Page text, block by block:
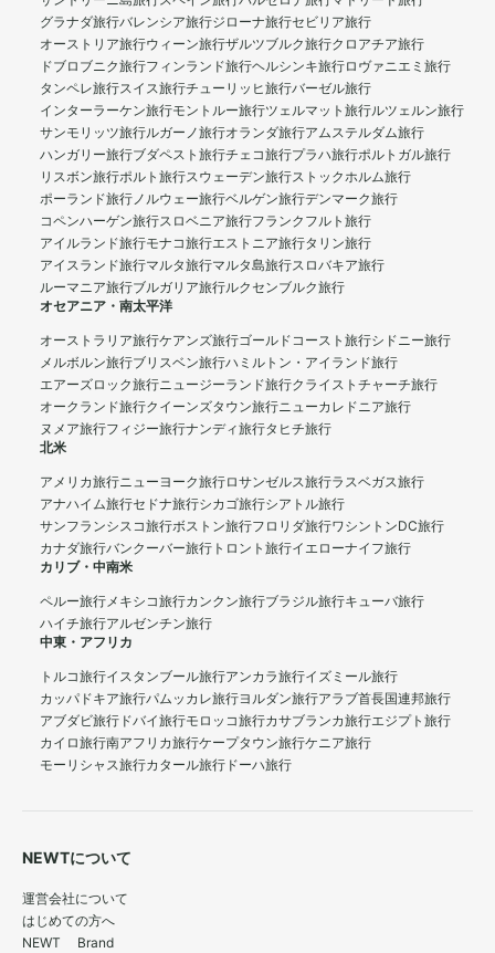
グラナダ旅行バレンシア旅行ジローナ旅行セビリア旅行
オーストリア旅行ウィーン旅行ザルツブルク旅行クロアチア旅行
ドブロブニク旅行フィンランド旅行ヘルシンキ旅行ロヴァニエミ旅行
タンペレ旅行スイス旅行チューリッヒ旅行バーゼル旅行
インターラーケン旅行モントルー旅行ツェルマット旅行ルツェルン旅行
サンモリッツ旅行ルガーノ旅行オランダ旅行アムステルダム旅行
ハンガリー旅行ブダペスト旅行チェコ旅行プラハ旅行ポルトガル旅行
リスボン旅行ポルト旅行スウェーデン旅行ストックホルム旅行
ポーランド旅行ノルウェー旅行ベルゲン旅行デンマーク旅行
コペンハーゲン旅行スロベニア旅行フランクフルト旅行
アイルランド旅行モナコ旅行エストニア旅行タリン旅行
アイスランド旅行マルタ旅行マルタ島旅行スロバキア旅行
ルーマニア旅行ブルガリア旅行ルクセンブルク旅行
オセアニア・南太平洋
オーストラリア旅行ケアンズ旅行ゴールドコースト旅行シドニー旅行
メルボルン旅行ブリスベン旅行ハミルトン・アイランド旅行
エアーズロック旅行ニュージーランド旅行クライストチャーチ旅行
オークランド旅行クイーンズタウン旅行ニューカレドニア旅行
ヌメア旅行フィジー旅行ナンディ旅行タヒチ旅行
北米
アメリカ旅行ニューヨーク旅行ロサンゼルス旅行ラスベガス旅行
アナハイム旅行セドナ旅行シカゴ旅行シアトル旅行
サンフランシスコ旅行ボストン旅行フロリダ旅行ワシントンDC旅行
カナダ旅行バンクーバー旅行 トロント旅行イエローナイフ旅行
カリブ・中南米
ペルー旅行メキシコ旅行カンクン旅行ブラジル旅行キューバ旅行
ハイチ旅行アルゼンチン旅行
中東・アフリカ
トルコ旅行イスタンブール旅行アンカラ旅行イズミール旅行
カッパドキア旅行パムッカレ旅行ヨルダン旅行アラブ首長国連邦旅行
アブダビ旅行 ドバイ旅行モロッコ旅行カサブランカ旅行エジプト旅行
カイロ旅行南アフリカ旅行ケープタウン旅行ケニア旅行
モーリシャス旅行カタール旅行 ドーハ旅行
NEWTについて
運営会社について
はじめての方へ
NEWT Brand